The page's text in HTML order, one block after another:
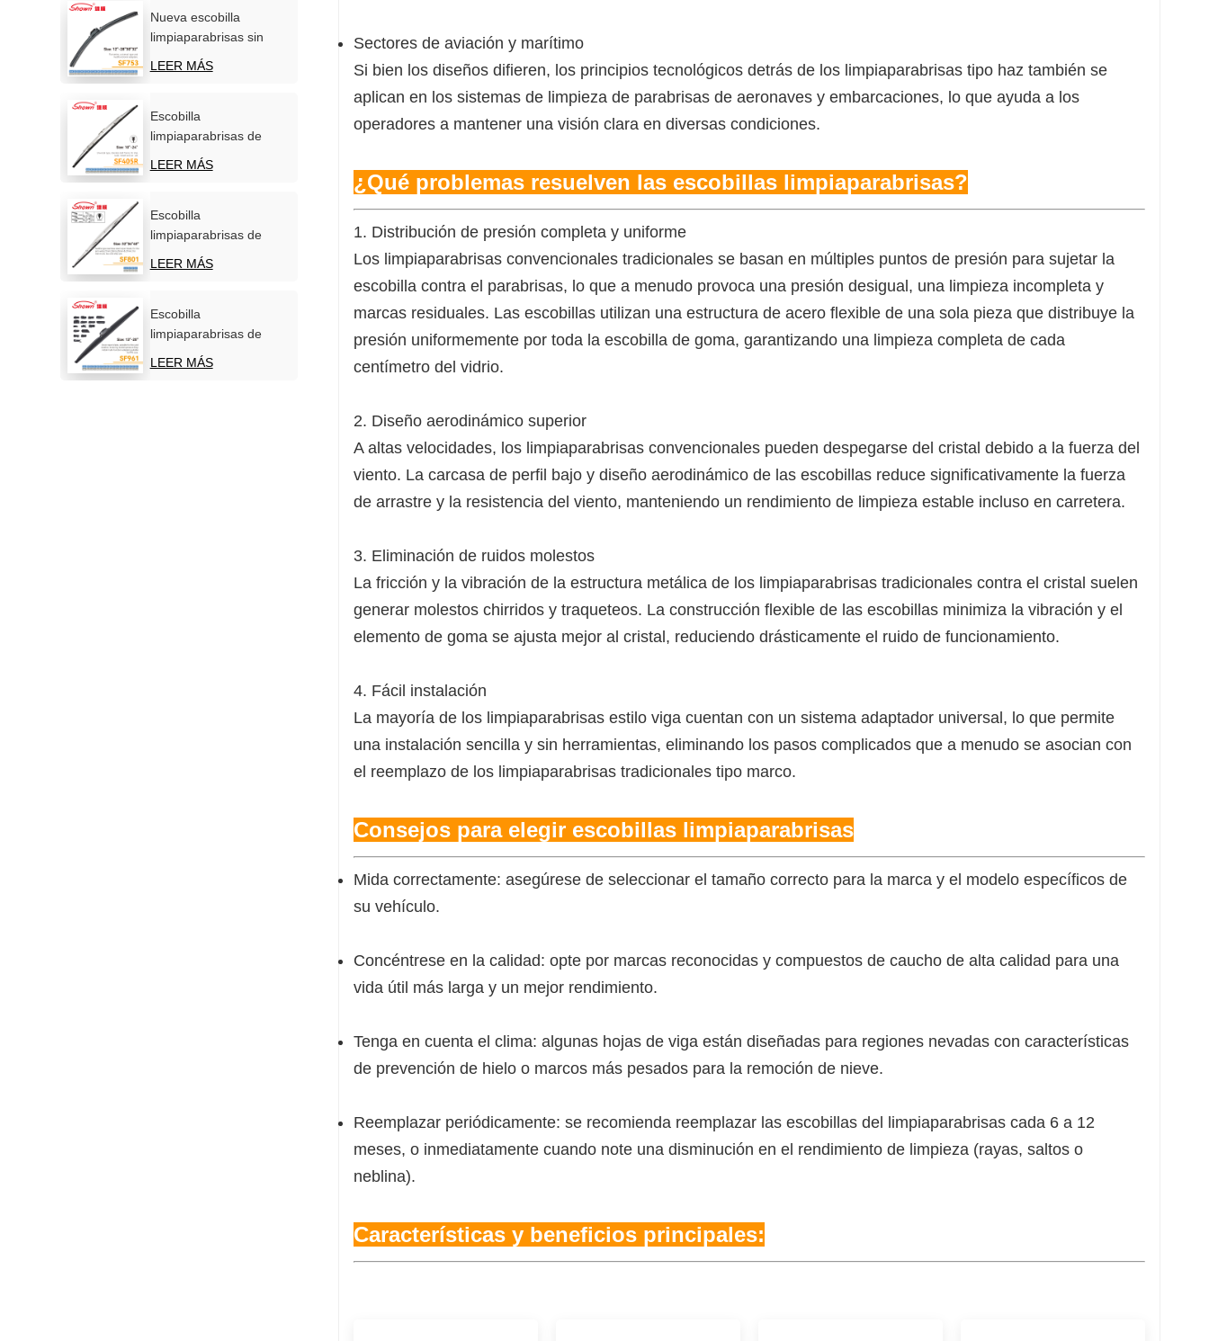
Nueva escobilla
limpiaparabrisas sin
hueso, universal y
multifuncional de
LEER MÁS
Escobilla
limpiaparabrisas de
acero inoxidable para
parabrisas de coche
LEER MÁS
Escobilla
limpiaparabrisas de
acero inoxidable para
uso marítimo
LEER MÁS
Escobilla
limpiaparabrisas de
nieve de invierno de
nuevo diseño
LEER MÁS
Sectores de aviación y marítimo
Si bien los diseños difieren, los principios tecnológicos detrás de los limpiaparabrisas tipo haz también se
aplican en los sistemas de limpieza de parabrisas de aeronaves y embarcaciones, lo que ayuda a los
operadores a mantener una visión clara en diversas condiciones.
¿Qué problemas resuelven las escobillas limpiaparabrisas?
1. Distribución de presión completa y uniforme
Los limpiaparabrisas convencionales tradicionales se basan en múltiples puntos de presión para sujetar la
escobilla contra el parabrisas, lo que a menudo provoca una presión desigual, una limpieza incompleta y
marcas residuales. Las escobillas utilizan una estructura de acero flexible de una sola pieza que distribuye la
presión uniformemente por toda la escobilla de goma, garantizando una limpieza completa de cada
centímetro del vidrio.
2. Diseño aerodinámico superior
A altas velocidades, los limpiaparabrisas convencionales pueden despegarse del cristal debido a la fuerza del
viento. La carcasa de perfil bajo y diseño aerodinámico de las escobillas reduce significativamente la fuerza
de arrastre y la resistencia del viento, manteniendo un rendimiento de limpieza estable incluso en carretera.
3. Eliminación de ruidos molestos
La fricción y la vibración de la estructura metálica de los limpiaparabrisas tradicionales contra el cristal suelen
generar molestos chirridos y traqueteos. La construcción flexible de las escobillas minimiza la vibración y el
elemento de goma se ajusta mejor al cristal, reduciendo drásticamente el ruido de funcionamiento.
4. Fácil instalación
La mayoría de los limpiaparabrisas estilo viga cuentan con un sistema adaptador universal, lo que permite
una instalación sencilla y sin herramientas, eliminando los pasos complicados que a menudo se asocian con
el reemplazo de los limpiaparabrisas tradicionales tipo marco.
Consejos para elegir escobillas limpiaparabrisas
Mida correctamente: asegúrese de seleccionar el tamaño correcto para la marca y el modelo específicos de
su vehículo.
Concéntrese en la calidad: opte por marcas reconocidas y compuestos de caucho de alta calidad para una
vida útil más larga y un mejor rendimiento.
Tenga en cuenta el clima: algunas hojas de viga están diseñadas para regiones nevadas con características
de prevención de hielo o marcos más pesados ​​para la remoción de nieve.
Reemplazar periódicamente: se recomienda reemplazar las escobillas del limpiaparabrisas cada 6 a 12
meses, o inmediatamente cuando note una disminución en el rendimiento de limpieza (rayas, saltos o
neblina).
Características y beneficios principales: